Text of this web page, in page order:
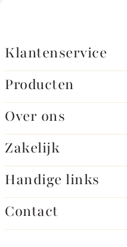
Klantenservice
Producten
Over ons
Zakelijk
Handige links
Contact